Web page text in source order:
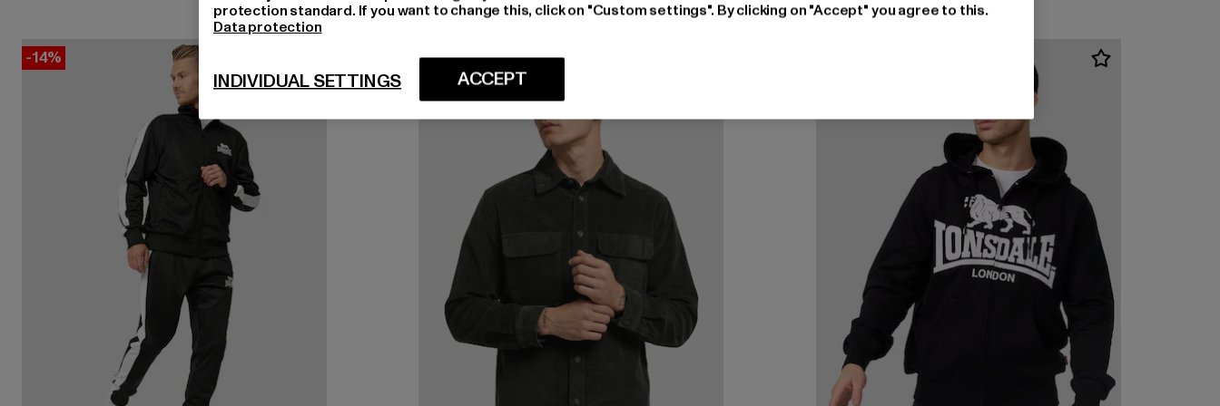
-14% -38%
protection standard. If you want to change this, click on "Custom settings". By clicking on "Accept" you agree to this.
Data protection
ACCEPT
INDIVIDUAL SETTINGS